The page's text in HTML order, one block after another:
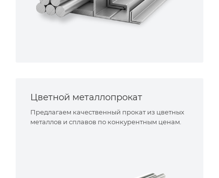
Цветной металлопрокат
Предлагаем качественный прокат из цветных
металлов и сплавов по конкурентным ценам.